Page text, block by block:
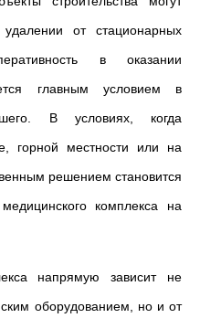
от стационарных
в оказании
главным условием в
В условиях, когда
горной местности или на
решением становится
комплекса на
напрямую зависит не
оборудованием, но и от